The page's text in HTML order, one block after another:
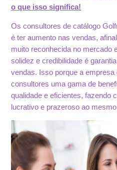
o que isso significa!
Os consultores de catálogo
é ter aumento nas vendas,
muito reconhecida no mercado
solidez e credibilidade é
vendas. Isso porque a empresa
consultores uma gama de
qualidade e eficientes, fazendo
lucrativo e prazeroso ao